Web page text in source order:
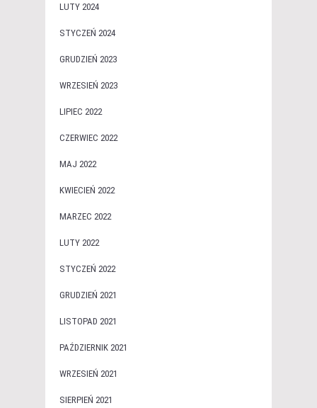
LUTY 2024
STYCZEŃ 2024
GRUDZIEŃ 2023
WRZESIEŃ 2023
LIPIEC 2022
CZERWIEC 2022
MAJ 2022
KWIECIEŃ 2022
MARZEC 2022
LUTY 2022
STYCZEŃ 2022
GRUDZIEŃ 2021
LISTOPAD 2021
PAŹDZIERNIK 2021
WRZESIEŃ 2021
SIERPIEŃ 2021